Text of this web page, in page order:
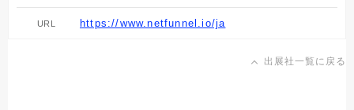
URL https://www.netfunnel.io/ja
出展社一覧に戻る